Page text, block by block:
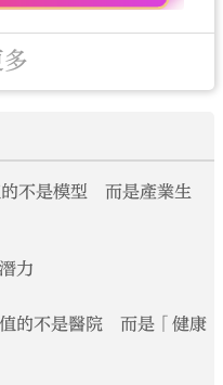
不是模型 而是產業生
力
的不是醫院 而是「健康